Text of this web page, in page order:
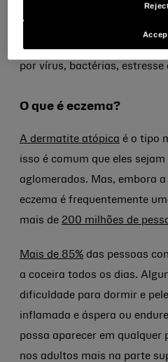
Um desencadeador comum
ou um hidratante, embora
por vírus, bactérias, estresse
O que é eczema?
A dermatite atópica é o tipo
isso é comum que eles
aglomerados. Mas, embora
eczema é frequentemente
mais de 200 milhões de
Mais de 85% das pessoas
a coceira todos os dias.
dificuldade para dormir e
inflamada e áspera ou
possa aparecer em qualquer
nos adultos mais na parte